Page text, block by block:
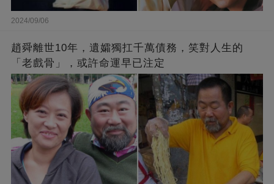
2024/09/06
趙舜離世10年，遺孀獨扛千萬債務，笑對人生的
「老戲骨」，或許命運早已注定